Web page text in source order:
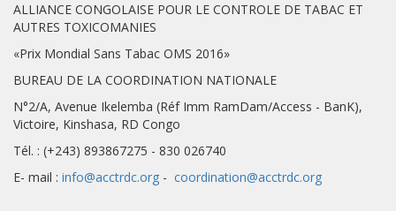
ALLIANCE CONGOLAISE POUR LE CONTROLE DE TABAC ET
AUTRES TOXICOMANIES
«Prix Mondial Sans Tabac OMS 2016»
BUREAU DE LA COORDINATION NATIONALE
N°2/A, Avenue Ikelemba (Réf Imm RamDam/Access - BanK),
Victoire, Kinshasa, RD Congo
Tél. : (+243) 893867275 - 830 026740
E- mail : info@acctrdc.org - coordination@acctrdc.org